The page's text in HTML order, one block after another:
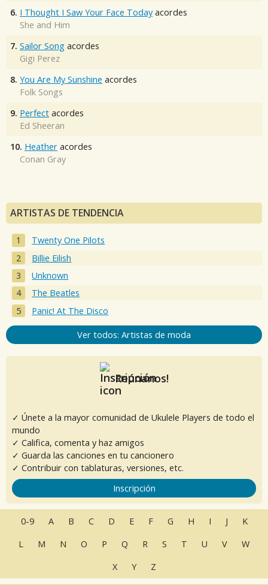
6. I Thought I Saw Your Face Today acordes
She and Him
7. Sailor Song acordes
Gigi Perez
8. You Are My Sunshine acordes
Folk Songs
9. Perfect acordes
Ed Sheeran
10. Heather acordes
Conan Gray
ARTISTAS DE TENDENCIA
Twenty One Pilots
Billie Eilish
Unknown
The Beatles
Panic! At The Disco
Ver todos: Artistas de moda
Reúnanos!
✓ Únete a la mayor comunidad de Ukulele Players de todo el
mundo
✓ Califica, comenta y haz amigos
✓ Guarda las canciones en tu cancionero
✓ Contribuir con tablaturas, versiones, etc.
Inscripción
0-9 A B C D E F G H I J
K
L
M N O P Q R S T U V
W
X
Y Z